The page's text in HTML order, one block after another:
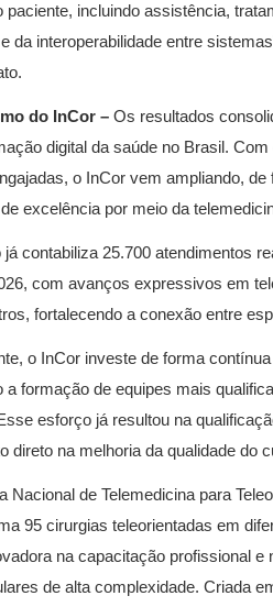
paciente, incluindo assistência,
da interoperabilidade entre
do InCor – Os resultados
digital da saúde no Brasil.
o InCor vem ampliando,
excelência por meio da
já contabiliza 25.700 atendimentos
com avanços expressivos em
fortalecendo a conexão entre
o InCor investe de forma
a formação de equipes mais
esforço já resultou na
direto na melhoria da qualidade do
Nacional de Telemedicina para
95 cirurgias teleorientadas em
na capacitação profissional
de alta complexidade. Criada